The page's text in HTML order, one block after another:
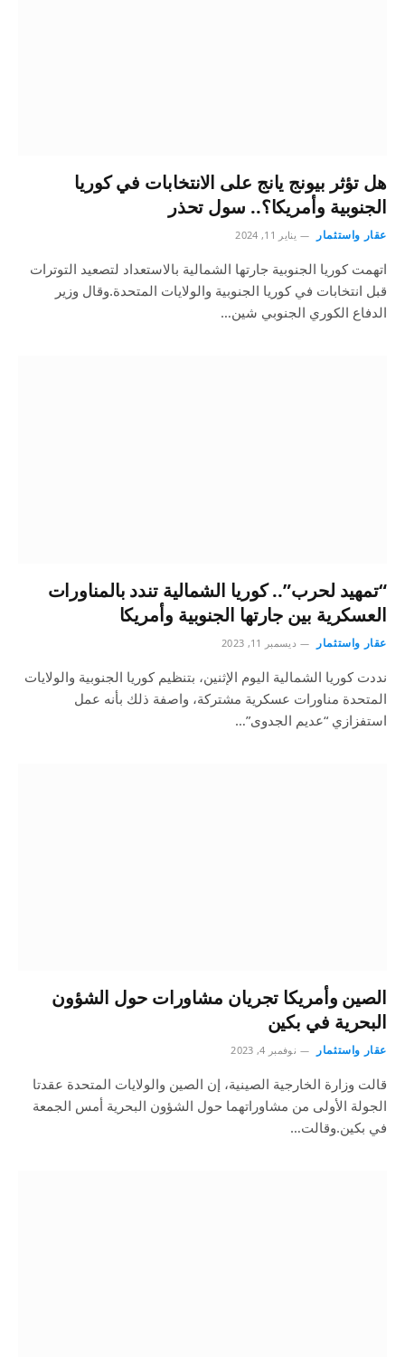
هل تؤثر بيونج يانج على الانتخابات في كوريا
الجنوبية وأمريكا؟.. سول تحذر
عقار واستثمار يناير 11, 2024
اتهمت كوريا الجنوبية جارتها الشمالية بالاستعداد لتصعيد التوترات
قبل انتخابات في كوريا الجنوبية والولايات المتحدة.وقال وزير
الدفاع الكوري الجنوبي شين…
“تمهيد لحرب”.. كوريا الشمالية تندد بالمناورات
العسكرية بين جارتها الجنوبية وأمريكا
عقار واستثمار ديسمبر 11, 2023
نددت كوريا الشمالية اليوم الإثنين، بتنظيم كوريا الجنوبية والولايات
المتحدة مناورات عسكرية مشتركة، واصفة ذلك بأنه عمل
استفزازي “عديم الجدوى”…
الصين وأمريكا تجريان مشاورات حول الشؤون
البحرية في بكين
عقار واستثمار نوفمبر 4, 2023
قالت وزارة الخارجية الصينية، إن الصين والولايات المتحدة عقدتا
الجولة الأولى من مشاوراتهما حول الشؤون البحرية أمس الجمعة
في بكين.وقالت…